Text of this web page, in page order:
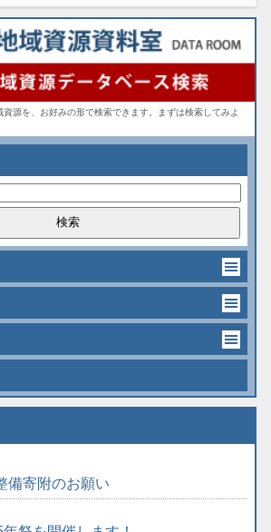
源を、お好みの形で検索できます。まずは検索してみよ
備寄附のお願い